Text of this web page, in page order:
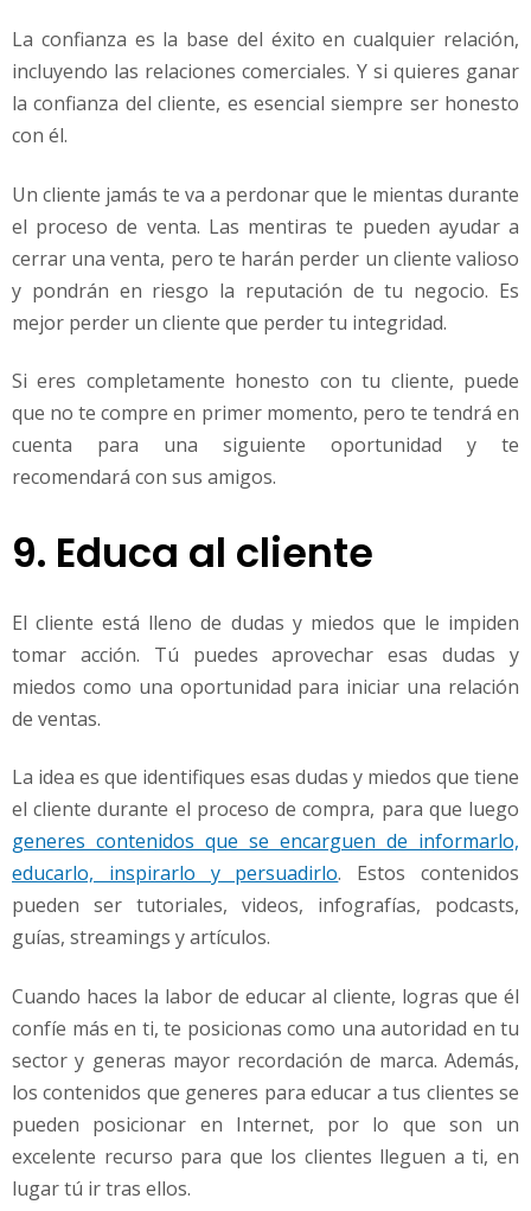
La confianza es la base del éxito en cualquier relación,
incluyendo las relaciones comerciales. Y si quieres ganar
la confianza del cliente, es esencial siempre ser honesto
con él.
Un cliente jamás te va a perdonar que le mientas durante
el proceso de venta. Las mentiras te pueden ayudar a
cerrar una venta, pero te harán perder un cliente valioso
y pondrán en riesgo la reputación de tu negocio. Es
mejor perder un cliente que perder tu integridad.
Si eres completamente honesto con tu cliente, puede
que no te compre en primer momento, pero te tendrá en
cuenta para una siguiente oportunidad y te
recomendará con sus amigos.
9. Educa al cliente
El cliente está lleno de dudas y miedos que le impiden
tomar acción. Tú puedes aprovechar esas dudas y
miedos como una oportunidad para iniciar una relación
de ventas.
La idea es que identifiques esas dudas y miedos que tiene
el cliente durante el proceso de compra, para que luego
generes contenidos que se encarguen de informarlo,
educarlo, inspirarlo y persuadirlo. Estos contenidos
pueden ser tutoriales, videos, infografías, podcasts,
guías, streamings y artículos.
Cuando haces la labor de educar al cliente, logras que él
confíe más en ti, te posicionas como una autoridad en tu
sector y generas mayor recordación de marca. Además,
los contenidos que generes para educar a tus clientes se
pueden posicionar en Internet, por lo que son un
excelente recurso para que los clientes lleguen a ti, en
lugar tú ir tras ellos.